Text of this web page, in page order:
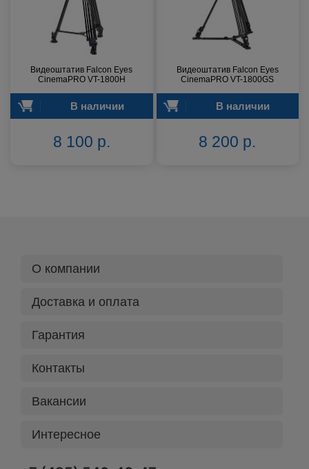
Видеоштатив Falcon Eyes
CinemaPRO VT-1800H
В наличии
8 100 р.
Видеоштатив Falcon Eyes
CinemaPRO VT-1800GS
В наличии
8 200 р.
О компании
Доставка и оплата
Гарантия
Контакты
Вакансии
Интересное